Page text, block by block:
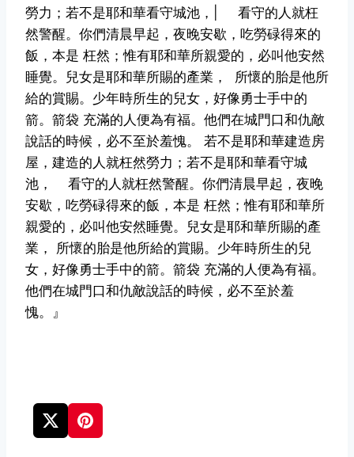
勞力；若不是耶和華看守城池，| 看守的人就枉
然警醒。你們清晨早起，夜晚安歇，吃勞碌得來的
飯，本是 枉然；惟有耶和華所親愛的，必叫他安然
睡覺。兒女是耶和華所賜的產業，
所懷的胎是他所
給的賞賜。少年時所生的兒女，好像勇士手中的
箭。箭袋 充滿的人便為有福。他們在城門口和仇敵
說話的時候，必不至於羞愧。
若不是耶和華建造房
屋，建造的人就枉然勞力；若不是耶和華看守城
池，
看守的人就枉然警醒。你們清晨早起，夜晚
安歇，吃勞碌得來的飯，本是 枉然；惟有耶和華所
親愛的，必叫他安然睡覺。兒女是耶和華所賜的產
業，
所懷的胎是他所給的賞賜。少年時所生的兒
女，好像勇士手中的箭。箭袋 充滿的人便為有福。
他們在城門口和仇敵說話的時候，必不至於羞
愧。』